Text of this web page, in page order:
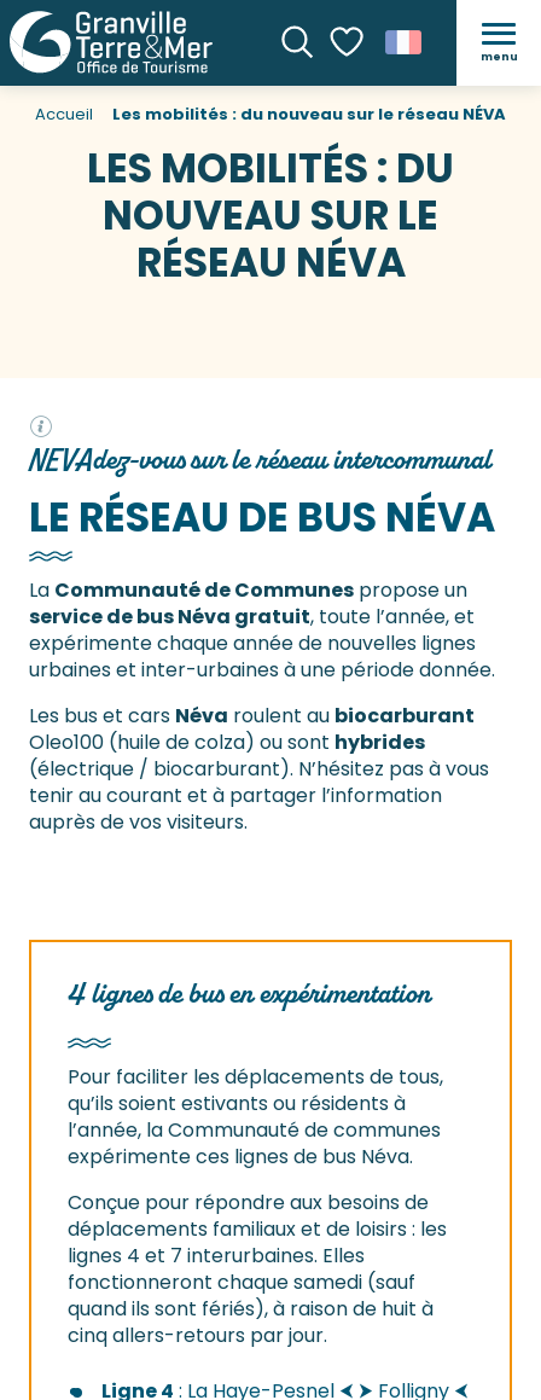
Recherche
Voir les favoris
menu
Accueil Les mobilités : du nouveau sur le réseau NÉVA
LES MOBILITÉS : DU
NOUVEAU SUR LE
RÉSEAU NÉVA
NEVAdez-vous sur le réseau intercommunal
LE RÉSEAU DE BUS NÉVA
La Communauté de Communes propose un
service de bus Néva gratuit, toute l’année, et
expérimente chaque année de nouvelles lignes
urbaines et inter-urbaines à une période donnée.
Les bus et cars Néva roulent au biocarburant
Oleo100 (huile de colza) ou sont hybrides
(électrique / biocarburant). N’hésitez pas à vous
tenir au courant et à partager l’information
auprès de vos visiteurs.
4 lignes de bus en expérimentation
Pour faciliter les déplacements de tous,
qu’ils soient estivants ou résidents à
l’année, la Communauté de communes
expérimente ces lignes de bus Néva.
Conçue pour répondre aux besoins de
déplacements familiaux et de loisirs : les
lignes 4 et 7 interurbaines. Elles
fonctionneront chaque samedi (sauf
quand ils sont fériés), à raison de huit à
cinq allers-retours par jour.
Ligne 4 : La Haye-Pesnel ⮜ ⮞ Folligny ⮜